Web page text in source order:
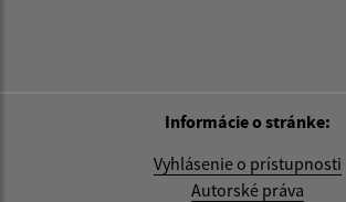
Informácie o stránke:
Vyhlásenie o prístupnosti
Autorské práva